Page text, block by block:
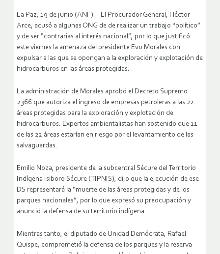
La Paz, 19 de junio (ANF).- El Procurador General, Héctor
Arce, acusó a algunas ONG de de realizar un trabajo “político”
y de ser “contrarias al interés nacional”, por lo que justificó
este viernes la amenaza del presidente Evo Morales con
expulsar a las que se opongan a la exploración y explotación de
hidrocarburos en las áreas protegidas.
La administración de Morales aprobó el Decreto Supremo
2366 que autoriza el ingreso de empresas petroleras a las 22
áreas protegidas para la exploración y explotación de
hidrocarburos. Expertos ambientalistas han sostenido que 11
de las 22 áreas estarían en riesgo por el levantamiento de las
salvaguardas.
Emilio Noza, presidente de la subcentral Sécure del Territorio
Indígena Isiboro Sécure (TIPNIS), dijo que la ejecución de ese
DS representará la “muerte de las áreas protegidas y de los
parques nacionales”, por lo que expresó su preocupación y
anunció la defensa de su territorio indígena.
Mientras tanto, el diputado de Unidad Demócrata, Rafael
Quispe, comprometió la defensa de los parques y la reserva